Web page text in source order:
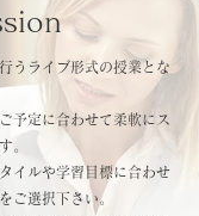
うライブ形式の授業とな
予定に合わせて柔軟にス
。
イルや学習目標に合わせ
ご選択下さい。